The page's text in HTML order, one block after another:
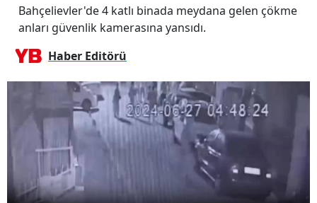
Bahçelievler'de 4 katlı binada meydana gelen çökme
anları güvenlik kamerasına yansıdı.
Haber Editörü